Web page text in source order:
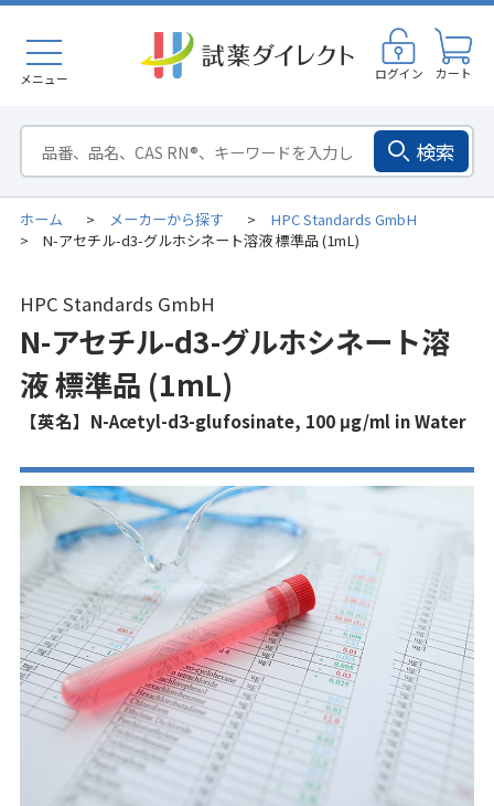
メニュー ログイン カート
検索
ホーム > メーカーから探す > HPC Standards GmbH
> N-アセチル-d3-グルホシネート溶液 標準品 (1mL)
HPC Standards GmbH
N-アセチル-d3-グルホシネート溶
液 標準品 (1mL)
【英名】N-Acetyl-d3-glufosinate, 100 μg/ml in Water